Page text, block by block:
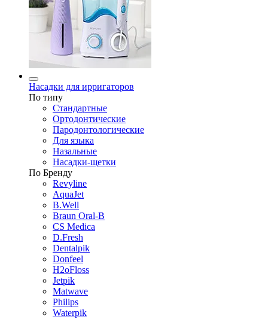
Насадки для ирригаторов
По типу
Стандартные
Ортодонтические
Пародонтологические
Для языка
Назальные
Насадки-щетки
По Бренду
Revyline
AquaJet
B.Well
Braun Oral-B
CS Medica
D.Fresh
Dentalpik
Donfeel
H2oFloss
Jetpik
Matwave
Philips
Waterpik